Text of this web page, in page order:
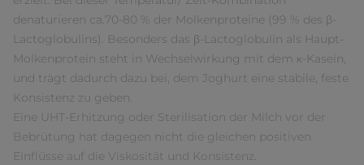
denaturieren ca.70-80 % der Molkenproteine (99 % des β-
Lactoglobulins). Besonders das β-Lactoglobulin als Haupt-
Molkenprotein steht in Wechselwirkung mit dem κ-Kasein,
und trägt dadurch dazu bei, dem Joghurt eine stabile, feste
Konsistenz zu geben.
Eine UHT-Erhitzung oder Sterilisation der Milch vor der
Bebrütung hat dagegen nicht die gleichen positiven
Einflüsse auf die Viskosität und Konsistenz.